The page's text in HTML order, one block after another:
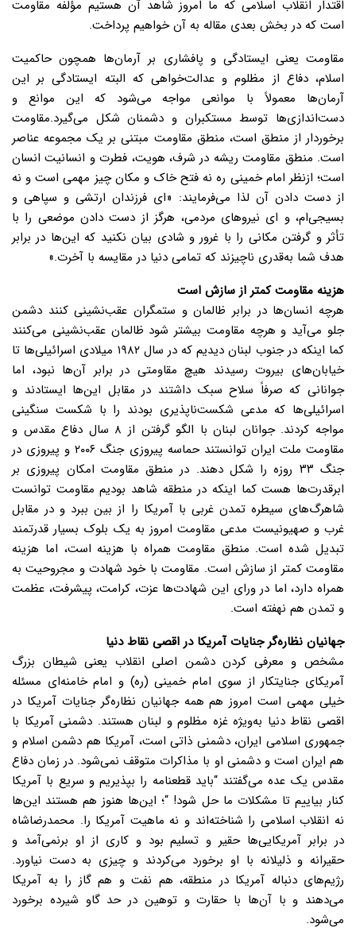
اقتدار انقلاب اسلامی که ما امروز شاهد آن هستیم مؤلفه مقاومت
است که در بخش بعدی مقاله به آن خواهیم پرداخت.
مقاومت یعنی ایستادگی و پافشاری بر آرمان‌ها همچون حاکمیت
اسلام، دفاع از مظلوم و عدالت‌خواهی که البته ایستادگی بر این
آرمان‌ها معمولاً با موانعی مواجه می‌شود که این موانع و
دست‌اندازی‌ها توسط مستکبران و دشمنان شکل می‌گیرد.مقاومت
برخوردار از منطق است، منطق مقاومت مبتنی بر یک مجموعه عناصر
است. منطق مقاومت ریشه در شرف، هویت، فطرت و انسانیت انسان
است؛ ازنظر امام خمینی ره نه فتح خاک و مکان چیز مهمی است و نه
از دست دادن آن لذا می‌فرمایند: «ای فرزندان ارتشی و سپاهی و
بسیجی‌ام، و ای نیروهای مردمی، هرگز از دست دادن موضعی را با
تأثر و گرفتن مکانی را با غرور و شادی بیان نکنید که این‌ها در برابر
هدف شما به‌قدری ناچیزند که تمامی دنیا در مقایسه با آخرت.»
هزینه مقاومت کمتر از سازش است
هرچه انسان‌ها در برابر ظالمان و ستمگران عقب‌نشینی کنند دشمن
جلو می‌آید و هرچه مقاومت بیشتر شود ظالمان عقب‌نشینی می‌کنند
کما اینکه در جنوب لبنان دیدیم که در سال ۱۹۸۲ میلادی اسرائیلی‌ها تا
خیابان‌های بیروت رسیدند هیچ مقاومتی در برابر آن‌ها نبود، اما
جوانانی که صرفاً سلاح سبک داشتند در مقابل این‌ها ایستادند و
اسرائیلی‌ها که مدعی شکست‌ناپذیری بودند را با شکست سنگینی
مواجه کردند. جوانان لبنان با الگو گرفتن از ۸ سال دفاع مقدس و
مقاومت ملت ایران توانستند حماسه پیروزی جنگ ۲۰۰۶ و پیروزی در
جنگ ۳۳ روزه را شکل دهند. در منطق مقاومت امکان پیروزی بر
ابرقدرت‌ها هست کما اینکه در منطقه شاهد بودیم مقاومت توانست
شاهرگ‌های سیطره تمدن غربی با آمریکا را از بین ببرد و در مقابل
غرب و صهیونیست مدعی مقاومت امروز به یک بلوک بسیار قدرتمند
تبدیل شده است. منطق مقاومت همراه با هزینه است، اما هزینه
مقاومت کمتر از سازش است. مقاومت با خود شهادت و مجروحیت به
همراه دارد، اما در ورای این شهادت‌ها عزت، کرامت، پیشرفت، عظمت
و تمدن هم نهفته است.
جهانیان نظاره‌گر جنایات آمریکا در اقصی نقاط دنیا
مشخص و معرفی کردن دشمن اصلی انقلاب یعنی شیطان بزرگ
آمریکای جنایتکار از سوی امام خمینی (ره) و امام خامنه‌ای مسئله
خیلی مهمی است امروز هم همه جهانیان نظاره‌گر جنایات آمریکا در
اقصی نقاط دنیا به‌ویژه غزه مظلوم و لبنان هستند. دشمنی آمریکا با
جمهوری اسلامی ایران، دشمنی ذاتی است، آمریکا هم دشمن اسلام و
هم ایران است و دشمنی او با مذاکرات متوقف نمی‌شود. در زمان دفاع
مقدس یک عده می‌گفتند “باید قطعنامه را بپذیریم و سریع با آمریکا
کنار بیاییم تا مشکلات ما حل شود! “؛ این‌ها هنوز هم هستند این‌ها
نه انقلاب اسلامی را شناخته‌اند و نه ماهیت آمریکا را. محمدرضاشاه
در برابر آمریکایی‌ها حقیر و تسلیم بود و کاری از او برنمی‌آمد و
حقیرانه و ذلیلانه با او برخورد می‌کردند و چیزی به دست نیاورد.
رژیم‌های دنباله آمریکا در منطقه، هم نفت و هم گاز را به آمریکا
می‌دهند و با آن‌ها با حقارت و توهین در حد گاو شیرده برخورد
می‌شود.